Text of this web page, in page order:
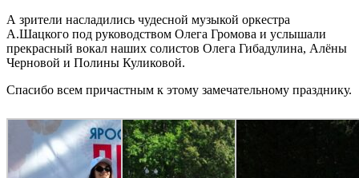
А зрители насладились чудесной музыкой оркестра
А.Шацкого под руководством Олега Громова и услышали
прекрасный вокал наших солистов Олега Гибадулина, Алёны
Черновой и Полины Куликовой.
Спасибо всем причастным к этому замечательному празднику.